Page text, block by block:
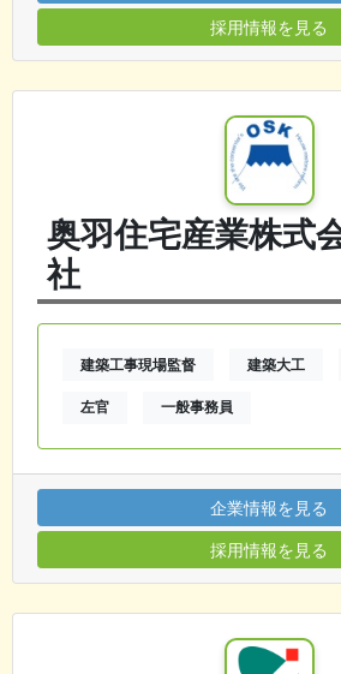
採用情報を見る
奥羽住宅産業株式
社
建築工事現場監督 建築大工
左官 一般事務員
企業情報を見る
採用情報を見る